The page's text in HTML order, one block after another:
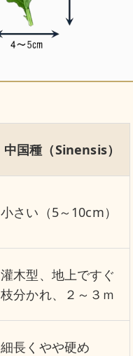
中国種（Sinensis）
小さい（5～10cm）
灌木型、地上ですぐ
枝分かれ、２～３ｍ
細長くやや硬め